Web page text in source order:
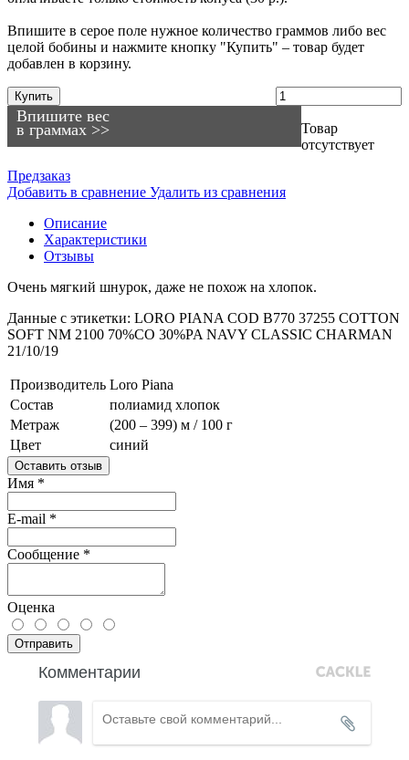
Впишите в серое поле нужное количество граммов либо вес
целой бобины и нажмите кнопку "Купить" – товар будет
добавлен в корзину.
Впишите вес
в граммах >>
Купить
Товар
отсутствует
Предзаказ
Добавить в сравнение Удалить из сравнения
Описание
Характеристики
Отзывы
Очень мягкий шнурок, даже не похож на хлопок.
Данные c этикетки: LORO PIANA COD B770 37255 COTTON
SOFT NM 2100 70%CO 30%PA NAVY CLASSIC CHARMAN
21/10/19
Производитель Loro Piana
Состав
полиамид хлопок
Метраж
(200 – 399) м / 100 г
Цвет
синий
Оставить отзыв
Имя *
E-mail *
Сообщение *
Оценка
Отправить
Комментарии